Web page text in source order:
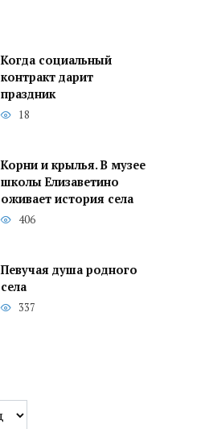
Когда социальный
контракт дарит
праздник
18
Корни и крылья. В музее
школы Елизаветино
оживает история села
406
Певучая душа родного
села
337